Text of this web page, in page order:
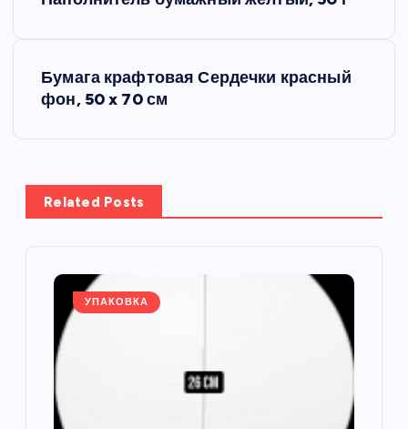
Бумага крафтовая Сердечки красный
фон, 50 x 70 см
Related Posts
УПАКОВКА